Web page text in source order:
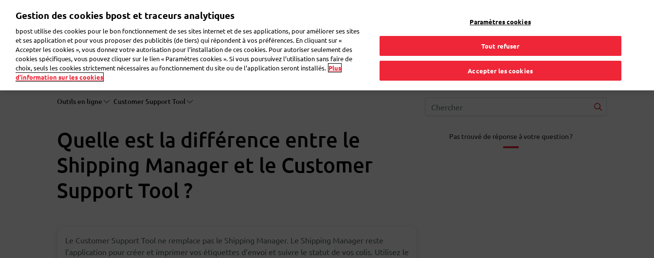
principal
Professionnel
Faire de la publicité Envoyer des colis Envoyer du courrier Recevoir du courrier Logistique FAQ eShop
Outils en ligne Customer Support Tool
Quelle est la différence entre le
Shipping Manager et le Customer
Support Tool ?
Le Customer Support Tool ne remplace pas le Shipping Manager. Le Shipping Manager reste
l’application pour créer et imprimer vos étiquettes d’envoi et suivre le statut de vos colis. Utilisez le
Pas trouvé de réponse à votre question ?
Gestion des cookies bpost et traceurs analytiques
bpost utilise des cookies pour le bon fonctionnement de ses sites internet et de ses applications, pour améliorer ses sites
et ses application et pour vous proposer des publicités (de tiers) qui répondent à vos préférences. En cliquant sur «
Accepter les cookies », vous donnez votre autorisation pour l’installation de ces cookies. Pour autoriser seulement des
cookies spécifiques, vous pouvez cliquer sur le lien « Paramètres cookies ». Si vous poursuivez l’utilisation sans faire de
choix, seuls les cookies strictement nécessaires au fonctionnement du site ou de l’application seront installés. Plus
d’information sur les cookies
Paramètres cookies
Tout refuser
Accepter les cookies